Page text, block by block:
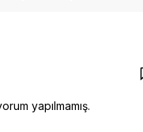
yapılmamış.